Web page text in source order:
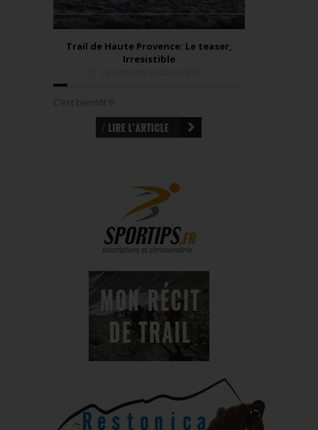
Trail de Haute Provence: Le teaser,
Irresistible
C’est bientôt !!!